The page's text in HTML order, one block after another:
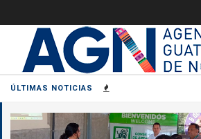
ÚLTIMAS NOTICIAS